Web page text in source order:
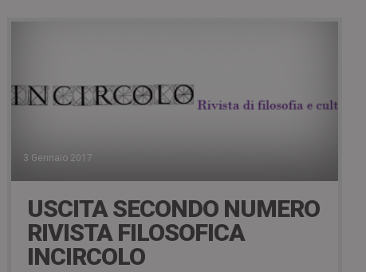
3 Gennaio 2017
USCITA SECONDO NUMERO
RIVISTA FILOSOFICA
INCIRCOLO